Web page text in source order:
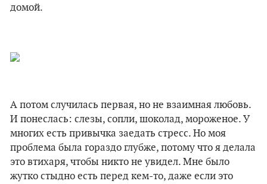
домой.
А потом случилась первая, но не взаимная любовь.
И понеслась: слезы, сопли, шоколад, мороженое. У
многих есть привычка заедать стресс. Но моя
проблема была гораздо глубже, потому что я делала
это втихаря, чтобы никто не увидел. Мне было
жутко стыдно есть перед кем-то, даже если это